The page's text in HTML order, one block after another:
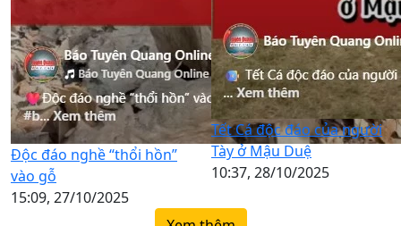
Độc đáo nghề “thổi hồn”
vào gỗ
15:09, 27/10/2025
Tết Cá độc đáo của người
Tày ở Mậu Duệ
10:37, 28/10/2025